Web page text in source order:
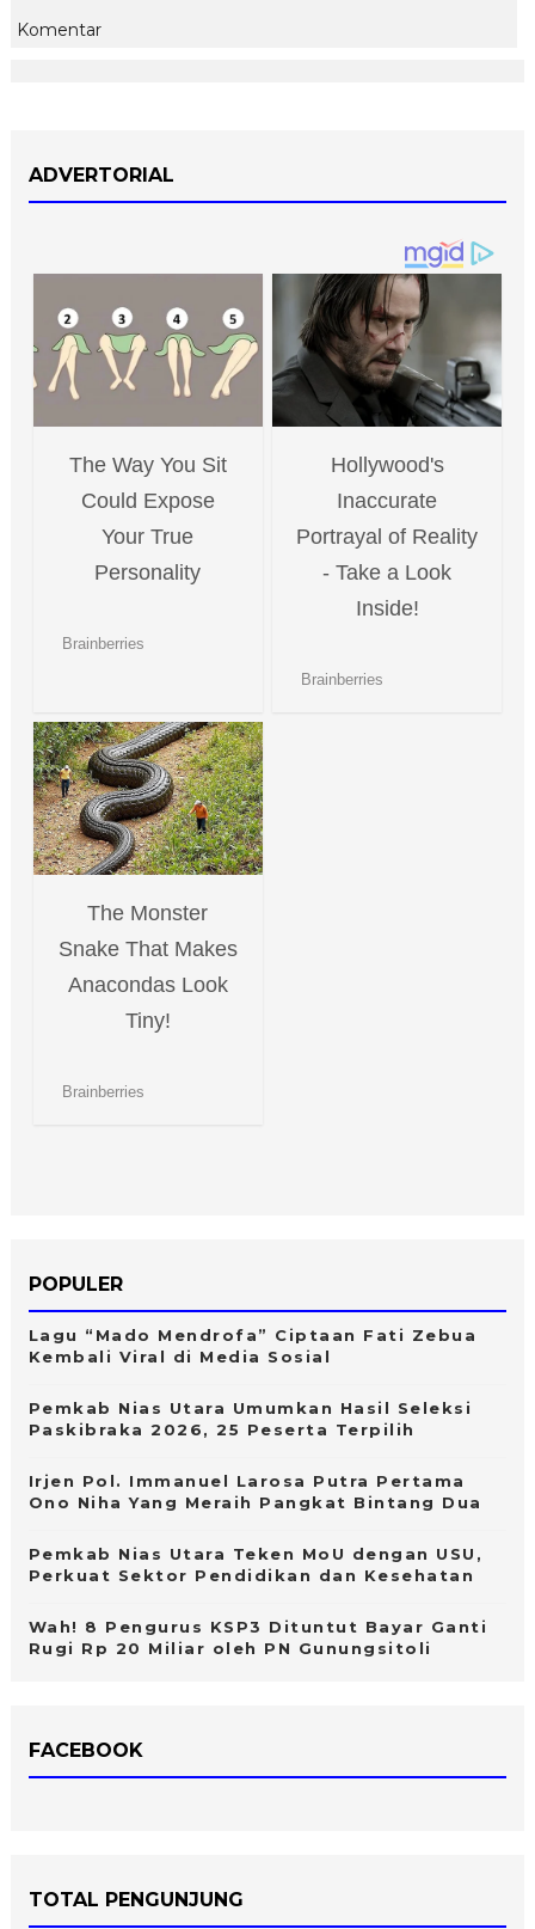
Komentar
ADVERTORIAL
POPULER
Lagu “Mado Mendrofa” Ciptaan Fati Zebua
Kembali Viral di Media Sosial
Pemkab Nias Utara Umumkan Hasil Seleksi
Paskibraka 2026, 25 Peserta Terpilih
Irjen Pol. Immanuel Larosa Putra Pertama
Ono Niha Yang Meraih Pangkat Bintang Dua
Pemkab Nias Utara Teken MoU dengan USU,
Perkuat Sektor Pendidikan dan Kesehatan
Wah! 8 Pengurus KSP3 Dituntut Bayar Ganti
Rugi Rp 20 Miliar oleh PN Gunungsitoli
FACEBOOK
TOTAL PENGUNJUNG